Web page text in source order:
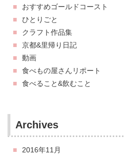
おすすめゴールドコースト
ひとりごと
クラフト作品集
京都&里帰り日記
動画
食べもの屋さんリポート
食べること&飲むこと
Archives
2016年11月